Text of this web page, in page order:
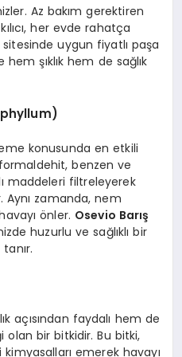
Az bakım gerektiren
her evde rahatça
sitesinde uygun fiyatlı paşa
hem şıklık hem de sağlık
konusunda en etkili
benzen ve
maddeleri filtreleyerek
Aynı zamanda, nem
önler. Osevio Barış
huzurlu ve sağlıklı bir
açısından faydalı hem de
bir bitkidir. Bu bitki,
emerek havayı